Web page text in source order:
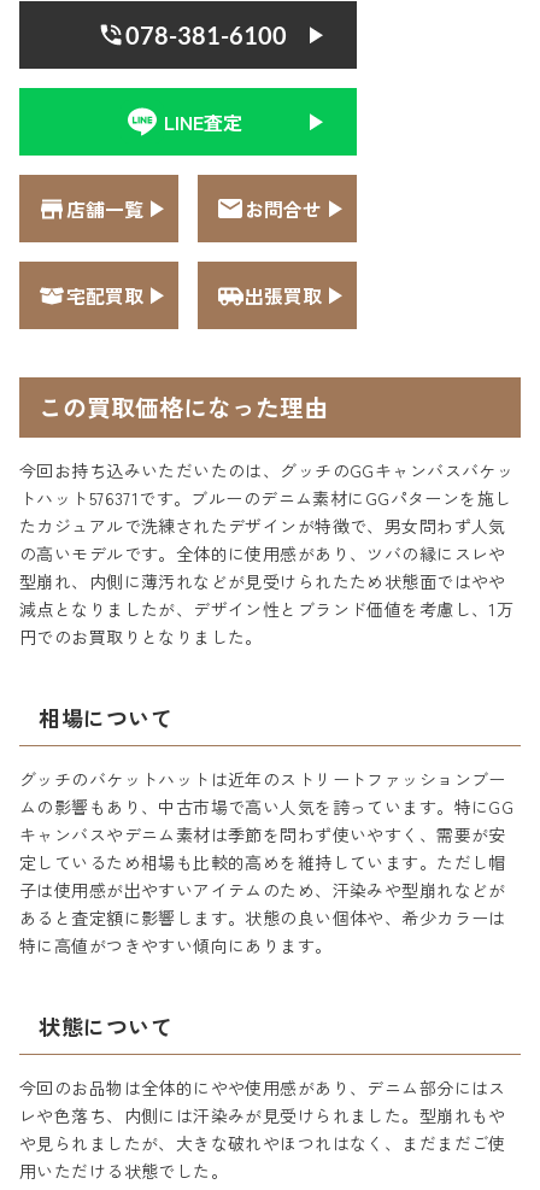
078-381-6100
LINE査定
店舗一覧 お問合せ
宅配買取 出張買取
この買取価格になった理由
今回お持ち込みいただいたのは、グッチのGGキャンバスバケッ
トハット576371です。ブルーのデニム素材にGGパターンを施し
たカジュアルで洗練されたデザインが特徴で、男女問わず人気
の高いモデルです。全体的に使用感があり、ツバの縁にスレや
型崩れ、内側に薄汚れなどが見受けられたため状態面ではやや
減点となりましたが、デザイン性とブランド価値を考慮し、1万
円でのお買取りとなりました。
相場について
グッチのバケットハットは近年のストリートファッションブー
ムの影響もあり、中古市場で高い人気を誇っています。特にGG
キャンバスやデニム素材は季節を問わず使いやすく、需要が安
定しているため相場も比較的高めを維持しています。ただし帽
子は使用感が出やすいアイテムのため、汗染みや型崩れなどが
あると査定額に影響します。状態の良い個体や、希少カラーは
特に高値がつきやすい傾向にあります。
状態について
今回のお品物は全体的にやや使用感があり、デニム部分にはス
レや色落ち、内側には汗染みが見受けられました。型崩れもや
や見られましたが、大きな破れやほつれはなく、まだまだご使
用いただける状態でした。